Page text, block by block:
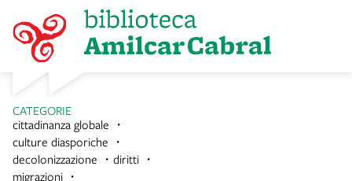
CATEGORIE
cittadinanza globale
culture diasporiche
decolonizzazione
diritti
migrazioni